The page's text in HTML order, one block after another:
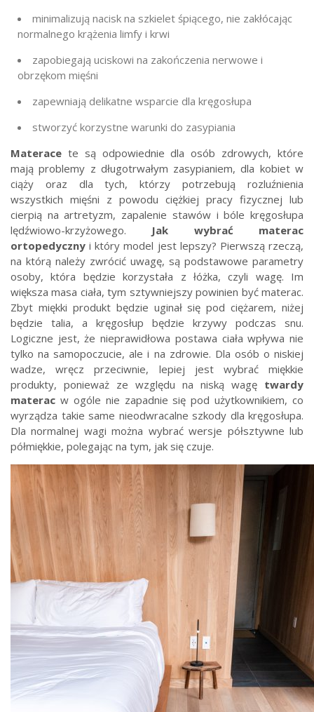
minimalizują nacisk na szkielet śpiącego, nie zakłócając
normalnego krążenia limfy i krwi
zapobiegają uciskowi na zakończenia nerwowe i
obrzękom mięśni
zapewniają delikatne wsparcie dla kręgosłupa
stworzyć korzystne warunki do zasypiania
Materace te są odpowiednie dla osób zdrowych, które
mają problemy z długotrwałym zasypianiem, dla kobiet w
ciąży oraz dla tych, którzy potrzebują rozluźnienia
wszystkich mięśni z powodu ciężkiej pracy fizycznej lub
cierpią na artretyzm, zapalenie stawów i bóle kręgosłupa
lędźwiowo-krzyżowego. Jak wybrać materac
ortopedyczny i który model jest lepszy? Pierwszą rzeczą,
na którą należy zwrócić uwagę, są podstawowe parametry
osoby, która będzie korzystała z łóżka, czyli wagę. Im
większa masa ciała, tym sztywniejszy powinien być materac.
Zbyt miękki produkt będzie uginał się pod ciężarem, niżej
będzie talia, a kręgosłup będzie krzywy podczas snu.
Logiczne jest, że nieprawidłowa postawa ciała wpływa nie
tylko na samopoczucie, ale i na zdrowie. Dla osób o niskiej
wadze, wręcz przeciwnie, lepiej jest wybrać miękkie
produkty, ponieważ ze względu na niską wagę twardy
materac w ogóle nie zapadnie się pod użytkownikiem, co
wyrządza takie same nieodwracalne szkody dla kręgosłupa.
Dla normalnej wagi można wybrać wersje półsztywne lub
półmiękkie, polegając na tym, jak się czuje.